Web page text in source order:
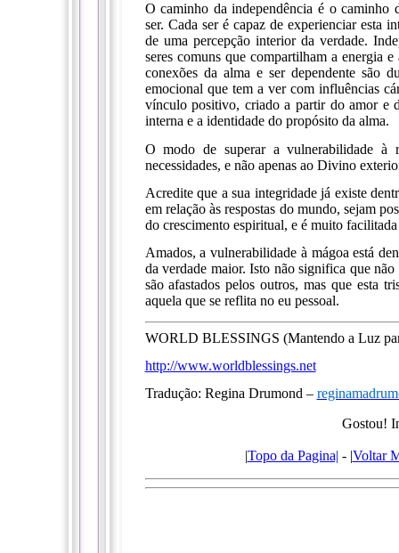
O caminho da independência é o caminho
ser. Cada ser é capaz de experienciar esta
de uma percepção interior da verdade.
seres comuns que compartilham a energia
conexões da alma e ser dependente são
emocional que tem a ver com influências
vínculo positivo, criado a partir do amor e
interna e a identidade do propósito da alma.
O modo de superar a vulnerabilidade
necessidades, e não apenas ao Divino
Acredite que a sua integridade já existe
em relação às respostas do mundo, sejam
do crescimento espiritual, e é muito
Amados, a vulnerabilidade à mágoa está
da verdade maior. Isto não significa que
são afastados pelos outros, mas que esta
aquela que se reflita no eu pessoal.
WORLD BLESSINGS (Mantendo a Luz
http://www.worldblessings.net
Tradução: Regina Drumond –
Gostou!
|Topo da Pagina| - |Voltar